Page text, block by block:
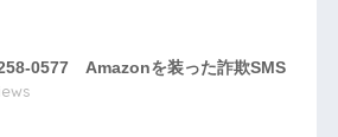
0577 Amazonを装った詐欺SMS